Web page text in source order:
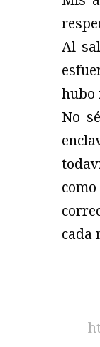
Al
hubo
No
cada